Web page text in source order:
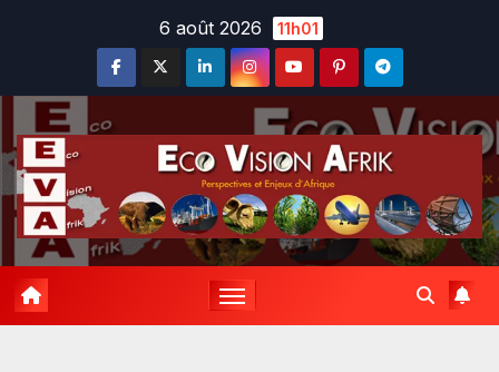
6 août 2026 11h01